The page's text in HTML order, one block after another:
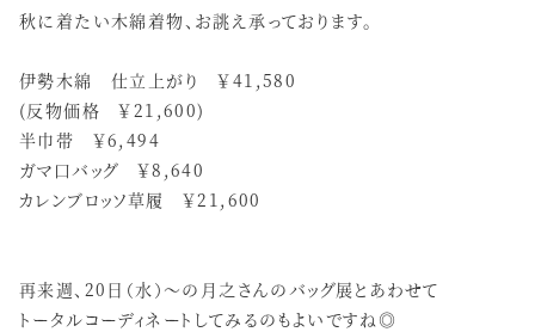
秋に着たい木綿着物、お誂え承っております。
伊勢木綿 仕立上がり ￥41,580
(反物価格 ￥21,600)
半巾帯 ￥6,494
ガマ口バッグ ￥8,640
カレンブロッソ草履 ￥21,600
再来週、20日（水）～の月之さんのバッグ展とあわせて
トータルコーディネートしてみるのもよいですね◎